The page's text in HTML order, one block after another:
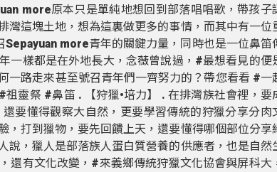
more原本只是單純地想回到部落唱唱歌，帶孩子
灣這塊土地，想為這裏做更多的事情，而其中有一位
more青年的關鍵力量，同時也是一位鼻笛
一樣都是在外地長大，念薇曾說過，#最想看見的便
一路走來甚至號召青年們一齊努力的？帶您看看 #一
祭 #鼻笛 . 【狩獵•培力】 . 在排灣族社會裡，要
要懂得觀察大自然，更要學習傳統的狩獵分享分肉
，打到獵物，要先回饋上天，還要懂得哪個部位分享
說，獵人是部落族人蛋白質營養的供應者，也是自然
還有文化改變，#來義鄉傳統狩獵文化協會與屏科大